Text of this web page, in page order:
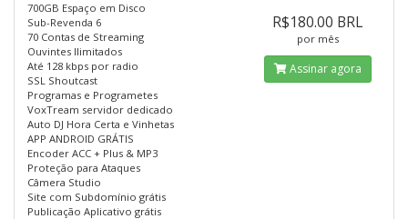
700GB Espaço em Disco
Sub-Revenda 6
70 Contas de Streaming
Ouvintes Ilimitados
Até 128 kbps por radio
SSL Shoutcast
Programas e Programetes
VoxTream servidor dedicado
Auto DJ Hora Certa e Vinhetas
APP ANDROID GRÁTIS
Encoder ACC + Plus & MP3
Proteção para Ataques
Câmera Studio
Site com Subdomínio grátis
Publicação Aplicativo grátis
R$180.00 BRL
por mês
Assinar agora